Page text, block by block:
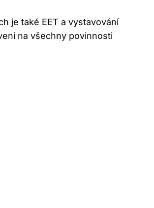
je také EET a vystavování
na všechny povinnosti